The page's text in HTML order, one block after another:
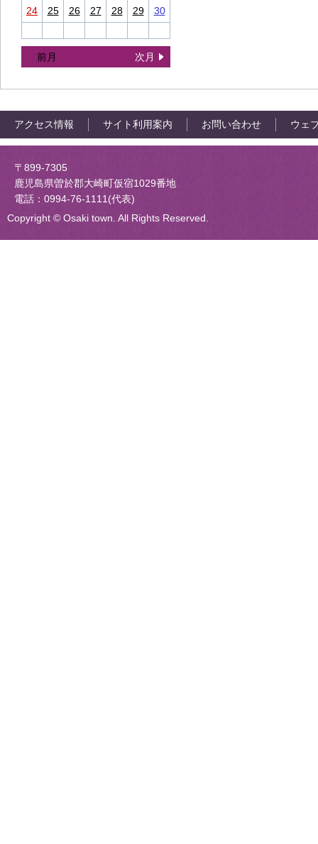
24 25 26 27 28 29 30
前月 次月
アクセス情報 サイト利用案内 お問い合わせ ウェ
大崎町役場
〒899-7305
鹿児島県曽於郡大崎町仮宿1029番地
電話：0994-76-1111(代表)
Copyright © Osaki town. All Rights Reserved.